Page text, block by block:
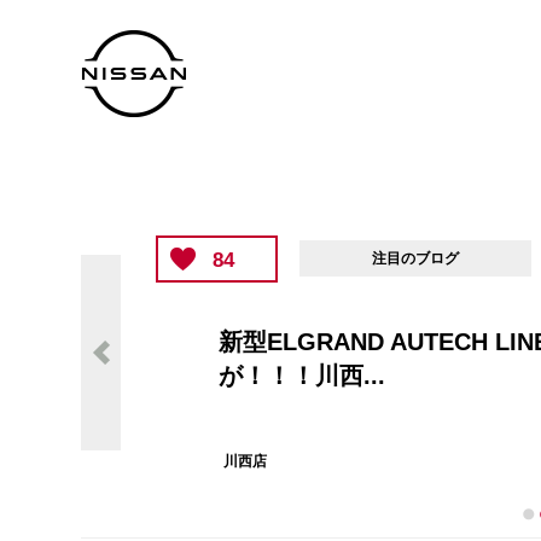
84 注目のブログ
新型ELGRAND AUTECH
が！！！川西...
川西店